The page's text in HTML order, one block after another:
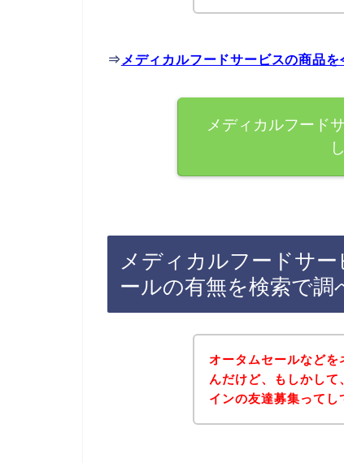
⇒ メディカルフードサービスの商品
メディカルフード
メディカルフードサ
ールの有無を検索で調
オータムセールなどを
んだけど、もしかし
インの友達募集ってし